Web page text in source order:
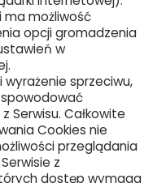
ma możliwość
opcji gromadzenia
w
sprzeciwu,
Serwisu. Całkowite
Cookies nie
przeglądania
z
dostęp wymaga